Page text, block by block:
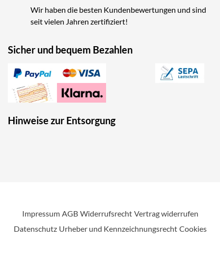
Wir haben die besten Kundenbewertungen und sind
seit vielen Jahren zertifiziert!
Sicher und bequem Bezahlen
Hinweise zur Entsorgung
Impressum AGB Widerrufsrecht Vertrag widerrufen
Datenschutz Urheber und Kennzeichnungsrecht Cookies